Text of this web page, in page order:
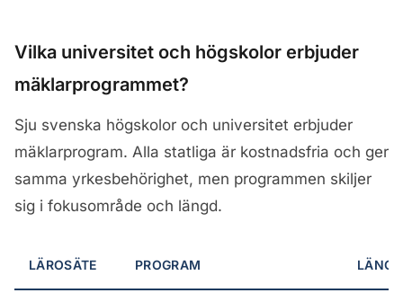
Vilka universitet och högskolor erbjuder
mäklarprogrammet?
Sju svenska högskolor och universitet erbjuder
mäklarprogram. Alla statliga är kostnadsfria och ger
samma yrkesbehörighet, men programmen skiljer
sig i fokusområde och längd.
LÄROSÄTE PROGRAM LÄNGD